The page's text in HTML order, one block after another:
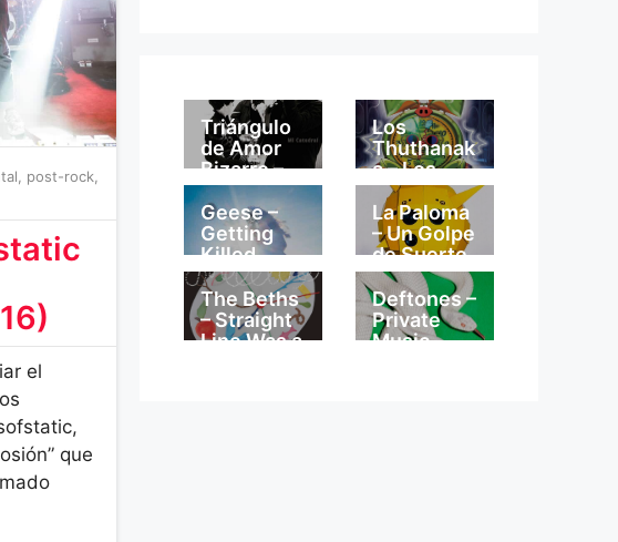
, post-rock,
el
que
Triángulo
de Amor
Bizarro –
Mi
Catedral
Los
Thuthanak
a – Los
Thuthanak
a
Geese –
Getting
Killed
La Paloma
– Un Golpe
de Suerte
The Beths
– Straight
Line Was a
Deftones –
Private
Music